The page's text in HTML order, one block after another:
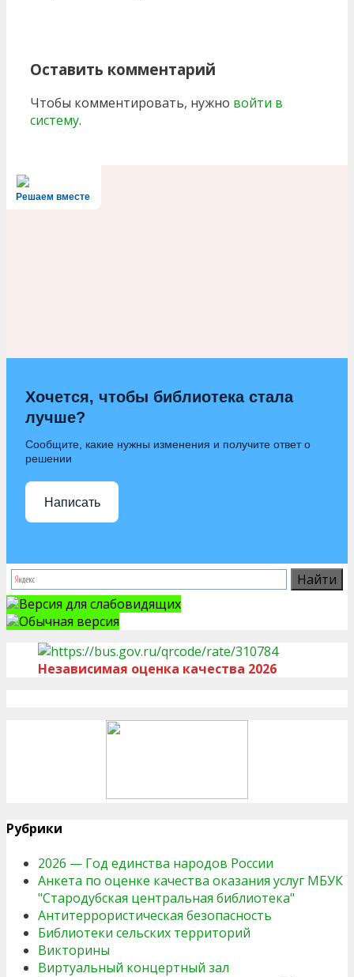
Оставить комментарий
Чтобы комментировать, нужно войти в
систему.
Решаем вместе
Хочется, чтобы библиотека стала
лучше?
Сообщите, какие нужны изменения и получите ответ о
решении
Написать
Версия для слабовидящих
Обычная версия
Независимая оценка качества 2026
Рубрики
2026 — Год единства народов России
Анкета по оценке качества оказания услуг МБУК
"Стародубская центральная библиотека"
Антитеррористическая безопасность
Библиотеки сельских территорий
Викторины
Виртуальный концертный зал